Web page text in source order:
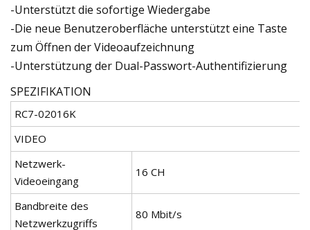
-Unterstützt die sofortige Wiedergabe
-Die neue Benutzeroberfläche unterstützt eine Taste
zum Öffnen der Videoaufzeichnung
-Unterstützung der Dual-Passwort-Authentifizierung
SPEZIFIKATION
RC7-02016K
VIDEO
Netzwerk-
Videoeingang
16 CH
Bandbreite des
Netzwerkzugriffs
80 Mbit/s